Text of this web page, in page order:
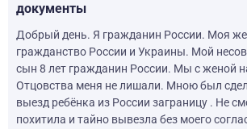
документы
Добрый день. Я гражданин России. Моя
гражданство России и Украины. Мой
сын 8 лет гражданин России. Мы с женой
Отцовства меня не лишали. Мною был
выезд ребёнка из России заграницу . Не
похитила и тайно вывезла без моего